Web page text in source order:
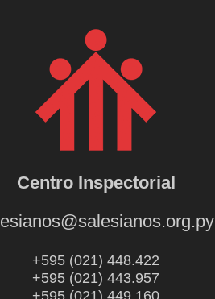
Centro Inspectorial
+595 (021) 448.422
+595 (021) 443.957
+595 (021) 449.160